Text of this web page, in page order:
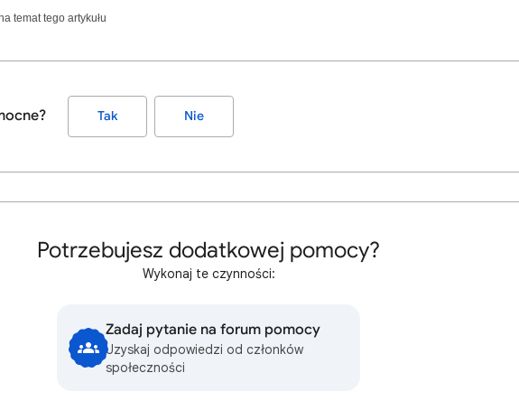
temat tego artykułu
Tak Nie
Potrzebujesz dodatkowej pomocy?
Wykonaj te czynności:
Zadaj pytanie na forum pomocy
Uzyskaj odpowiedzi od członków
społeczności